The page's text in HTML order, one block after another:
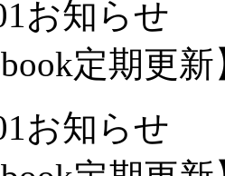
お知らせ
定期
お知らせ